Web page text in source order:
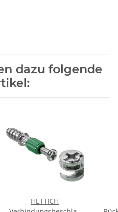
dazu folgende
HETTICH